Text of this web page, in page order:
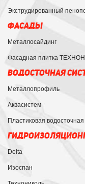
Экструдированный
ФАСАДЫ
Металлосайдинг
Фасадная плитка
ВОДОСТОЧНАЯ
Металлопрофиль
Аквасистем
Пластиковая
Delta
Изоспан